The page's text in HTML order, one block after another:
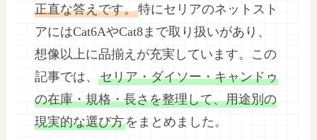
正直な答えです。特にセリアのネットスト
アにはCat6AやCat8まで取り扱いがあり、
想像以上に品揃えが充実しています。この
記事では、セリア・ダイソー・キャンドゥ
の在庫・規格・長さを整理して、用途別の
現実的な選び方をまとめました。